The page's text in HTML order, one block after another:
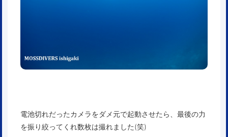
電池切れだったカメラをダメ元で起動させたら、最後の力
を振り絞ってくれ数枚は撮れました(笑)